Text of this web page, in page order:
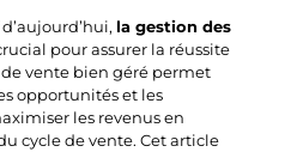
la gestion des
pour assurer la réussite
vente bien géré permet
opportunités et les
les revenus en
cycle de vente. Cet article